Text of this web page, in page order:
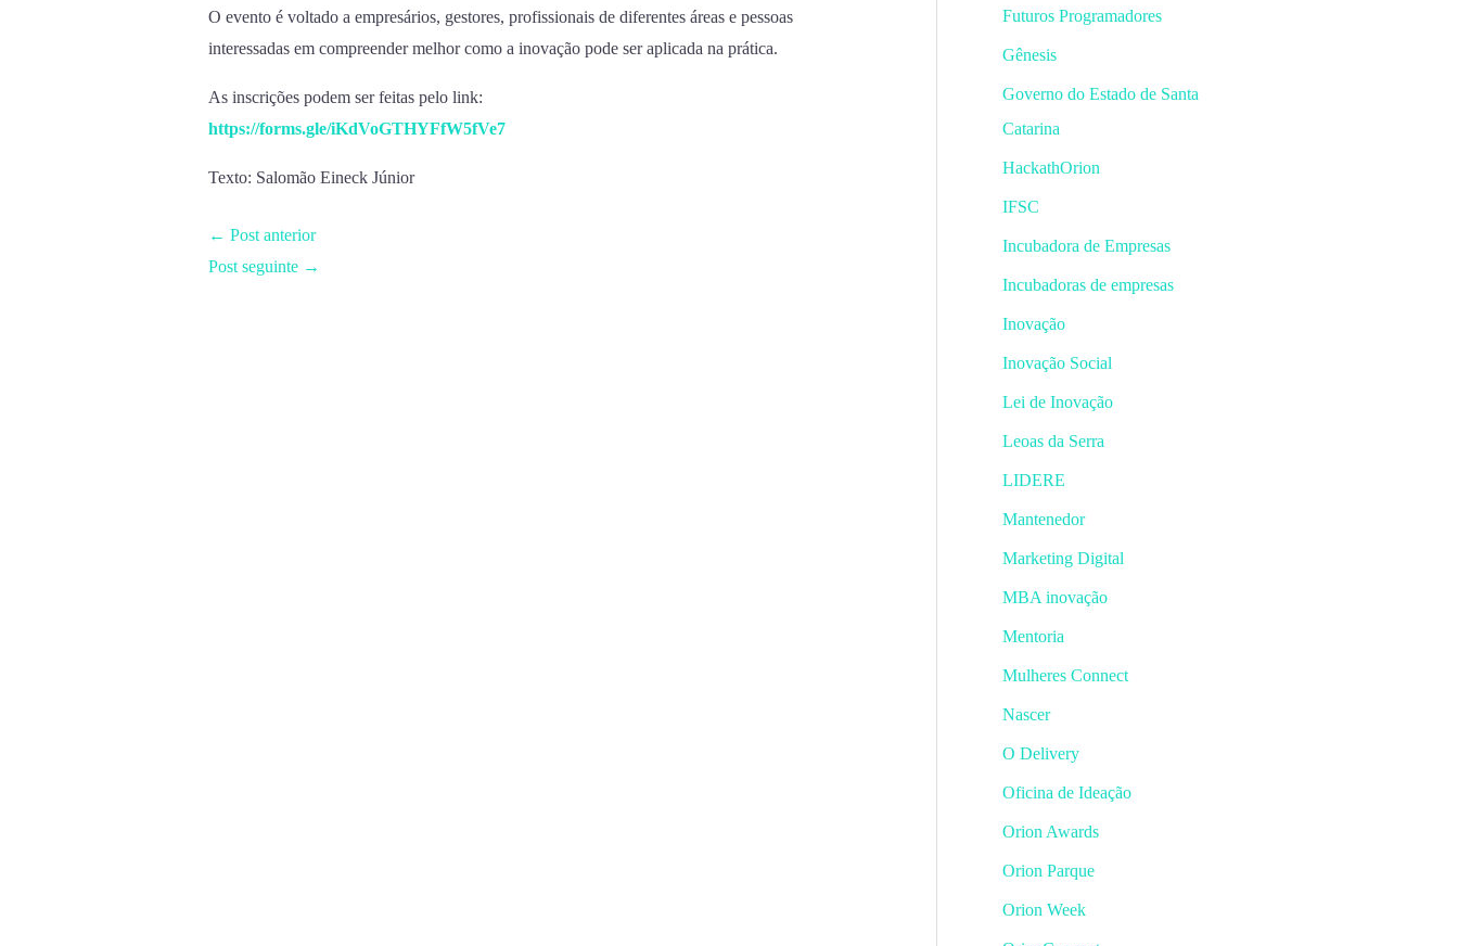
O evento é voltado a empresários, gestores, profissionais de diferentes áreas e pessoas
interessadas em compreender melhor como a inovação pode ser aplicada na prática.
As inscrições podem ser feitas pelo link:
https://forms.gle/iKdVoGTHYFfW5fVe7
Texto: Salomão Eineck Júnior
← Post anterior
Post seguinte →
Futuros Programadores
Gênesis
Governo do Estado de Santa
Catarina
HackathOrion
IFSC
Incubadora de Empresas
Incubadoras de empresas
Inovação
Inovação Social
Lei de Inovação
Leoas da Serra
LIDERE
Mantenedor
Marketing Digital
MBA inovação
Mentoria
Mulheres Connect
Nascer
O Delivery
Oficina de Ideação
Orion Awards
Orion Parque
Orion Week